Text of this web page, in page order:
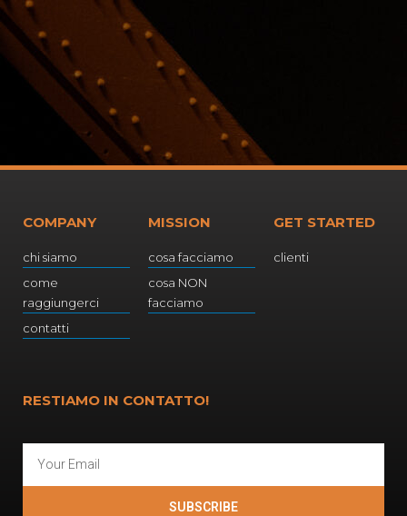
COMPANY
chi siamo
come
raggiungerci
contatti
MISSION
cosa facciamo
cosa NON
facciamo
GET STARTED
clienti
RESTIAMO IN CONTATTO!
SUBSCRIBE